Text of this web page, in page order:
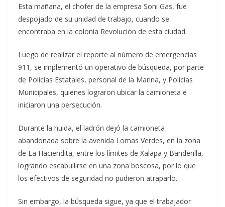
Esta mañana, el chofer de la empresa Soni Gas, fue
despojado de su unidad de trabajo, cuando se
encontraba en la colonia Revolución de esta ciudad.
Luego de realizar el reporte al número de emergencias
911, se implementó un operativo de búsqueda, por parte
de Policías Estatales, personal de la Marina, y Policías
Municipales, quienes lograron ubicar la camioneta e
iniciaron una persecución.
Durante la huida, el ladrón dejó la camioneta
abandonada sobre la avenida Lomas Verdes, en la zona
de La Haciendita, entre los límites de Xalapa y Banderilla,
logrando escabullirse en una zona boscosa, por lo que
los efectivos de seguridad no pudieron atraparlo.
Sin embargo, la búsqueda sigue, ya que el trabajador